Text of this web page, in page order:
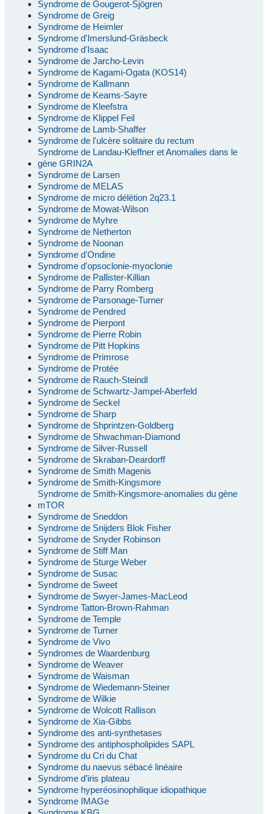
Syndrome de Gougerot-Sjögren
Syndrome de Greig
Syndrome de Heimler
Syndrome d'Imerslund-Gräsbeck
Syndrome d'Isaac
Syndrome de Jarcho-Levin
Syndrome de Kagami-Ogata (KOS14)
Syndrome de Kallmann
Syndrome de Kearns-Sayre
Syndrome de Kleefstra
Syndrome de Klippel Feil
Syndrome de Lamb-Shaffer
Syndrome de l'ulcère solitaire du rectum
Syndrome de Landau-Kleffner et Anomalies dans le
gène GRIN2A
Syndrome de Larsen
Syndrome de MELAS
Syndrome de micro délétion 2q23.1
Syndrome de Mowat-Wilson
Syndrome de Myhre
Syndrome de Netherton
Syndrome de Noonan
Syndrome d'Ondine
Syndrome d'opsoclonie-myoclonie
Syndrome de Pallister-Killian
Syndrome de Parry Romberg
Syndrome de Parsonage-Turner
Syndrome de Pendred
Syndrome de Pierpont
Syndrome de Pierre Robin
Syndrome de Pitt Hopkins
Syndrome de Primrose
Syndrome de Protée
Syndrome de Rauch-Steindl
Syndrome de Schwartz-Jampel-Aberfeld
Syndrome de Seckel
Syndrome de Sharp
Syndrome de Shprintzen-Goldberg
Syndrome de Shwachman-Diamond
Syndrome de Silver-Russell
Syndrome de Skraban-Deardorff
Syndrome de Smith Magenis
Syndrome de Smith-Kingsmore
Syndrome de Smith-Kingsmore-anomalies du gène
mTOR
Syndrome de Sneddon
Syndrome de Snijders Blok Fisher
Syndrome de Snyder Robinson
Syndrome de Stiff Man
Syndrome de Sturge Weber
Syndrome de Susac
Syndrome de Sweet
Syndrome de Swyer-James-MacLeod
Syndrome Tatton-Brown-Rahman
Syndrome de Temple
Syndrome de Turner
Syndrome de Vivo
Syndromes de Waardenburg
Syndrome de Weaver
Syndrome de Waisman
Syndrome de Wiedemann-Steiner
Syndrome de Wilkie
Syndrome de Wolcott Rallison
Syndrome de Xia-Gibbs
Syndrome des anti-synthetases
Syndrome des antiphospholipides SAPL
Syndrome du Cri du Chat
Syndrome du naevus sébacé linéaire
Syndrome d’iris plateau
Syndrome hyperéosinophilique idiopathique
Syndrome IMAGe